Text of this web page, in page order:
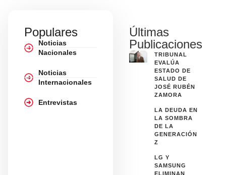
Populares
Noticias
Nacionales
Noticias
Internacionales
Entrevistas
Últimas
Publicaciones
TRIBUNAL
EVALÚA
ESTADO DE
SALUD DE
JOSÉ RUBÉN
ZAMORA
LA DEUDA EN
LA SOMBRA
DE LA
GENERACIÓN
Z
LG Y
SAMSUNG
ELIMINAN